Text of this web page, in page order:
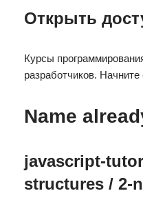
Открыть
Курсы
разработчиков.
Name
javascript-
structures / 2-